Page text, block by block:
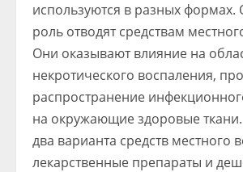
используются в разных
роль отводят средствам
Они оказывают влияние на
некротического воспаления,
распространение
на окружающие здоровые ткани.
два варианта средств местного
лекарственные препараты и